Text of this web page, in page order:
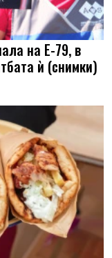
на Е-79, в
ѝ (снимки)